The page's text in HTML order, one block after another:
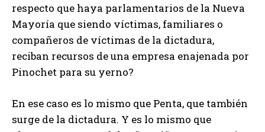
respecto que haya parlamentarios de la Nueva
Mayoría que siendo víctimas, familiares o
compañeros de víctimas de la dictadura,
reciban recursos de una empresa enajenada por
Pinochet para su yerno?
En ese caso es lo mismo que Penta, que también
surge de la dictadura. Y es lo mismo que